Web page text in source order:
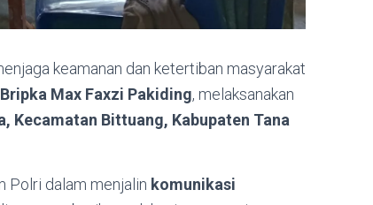
keamanan dan ketertiban masyarakat
Max Faxzi Pakiding, melaksanakan
Kecamatan Bittuang, Kabupaten Tana
Polri dalam menjalin komunikasi